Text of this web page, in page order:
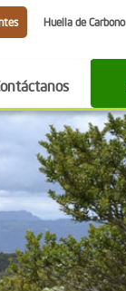
Huella de Carbono